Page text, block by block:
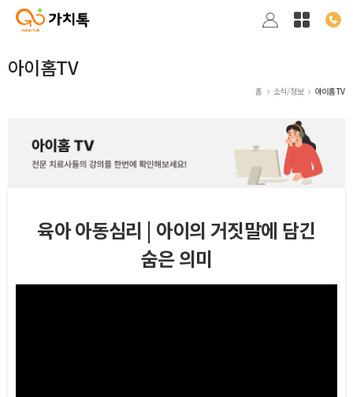
아이홈TV
홈 소식/정보 아이홈TV
육아 아동심리 | 아이의 거짓말에 담긴
숨은 의미